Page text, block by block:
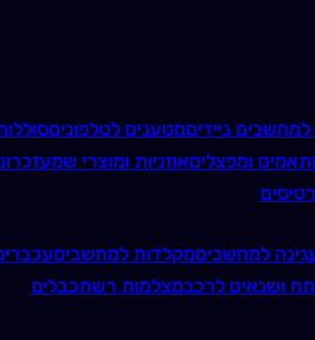
ניידיםמטענים לטלפונים
ומפצליםאוזניות ומוצרי שמע
למחשביםמקלדות למחשבים
ושנאים לרכבמצלמות רשתכבלים